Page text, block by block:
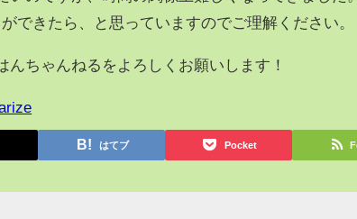
できたら、と思っていますのでご理解ください。
んちゃんねるをよろしくお願いします！
はてブ Pocket